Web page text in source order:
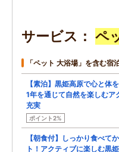
サービス ペ
「ペット 大浴場」を含む宿
【素泊】黒姫高原で心と体
1年を通じて自然を楽しむア
充実
ポイント2%
【朝食付】しっかり食べて
ト！アクティブに楽しむ黒